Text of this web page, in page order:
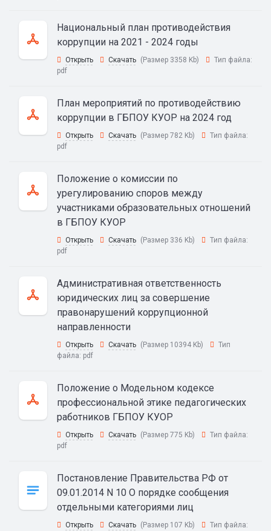
Национальный план противодействия
коррупции на 2021 - 2024 годы
Открыть Скачать (Размер 3358 Kb)
Тип файла:
pdf
План мероприятий по противодействию
коррупции в ГБПОУ КУОР на 2024 год
Открыть Скачать (Размер 782 Kb)
Тип файла:
pdf
Положение о комиссии по
урегулированию споров между
участниками образовательных отношений
в ГБПОУ КУОР
Открыть Скачать (Размер 336 Kb)
Тип файла:
pdf
Административная ответственность
юридических лиц за совершение
правонарушений коррупционной
направленности
Открыть Скачать (Размер 10394 Kb)
Тип
файла: pdf
Положение о Модельном кодексе
профессиональной этике педагогических
работников ГБПОУ КУОР
Открыть Скачать (Размер 775 Kb)
Тип файла:
pdf
Постановление Правительства РФ от
09.01.2014 N 10 О порядке сообщения
отдельными категориями лиц
Открыть Скачать (Размер 107 Kb)
Тип файла: